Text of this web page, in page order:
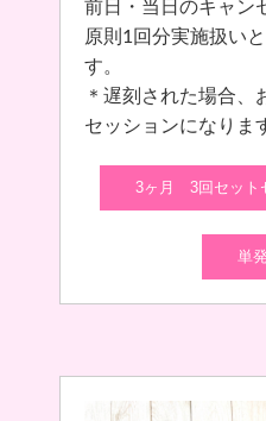
前日・当日のキャン
原則1回分実施扱い
す。
＊遅刻された場合、
セッションになりま
3ヶ月 3回セット
単